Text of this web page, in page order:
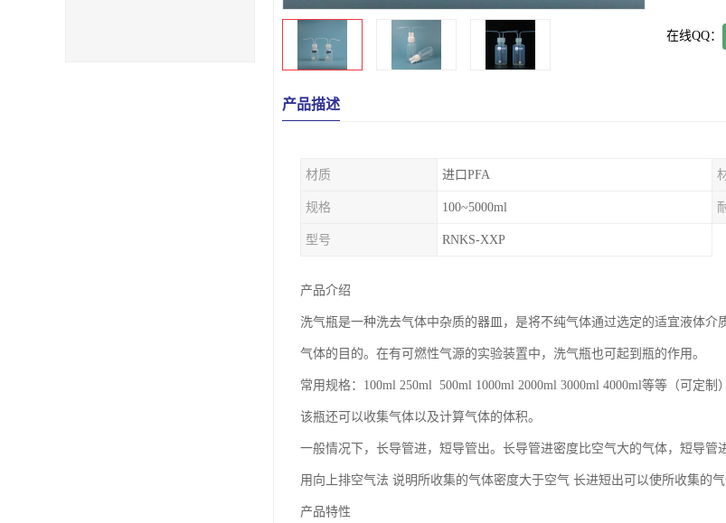
在线QQ：
产品描述
材质 进口PFA
规格 100~5000ml
型号 RNKS-XXP
产品介绍
洗气瓶是一种洗去气体中杂质的器皿，是将不纯气体通过选定的适宜液体
气体的目的。在有可燃性气源的实验装置中，洗气瓶也可起到瓶的作用。
常用规格：100ml 250ml 500ml 1000ml 2000ml 3000ml 4000ml等等（可定制）
该瓶还可以收集气体以及计算气体的体积。
一般情况下，长导管进，短导管出。长导管进密度比空气大的气体，短导管
用向上排空气法 说明所收集的气体密度大于空气 长进短出可以使所收集的
产品特性